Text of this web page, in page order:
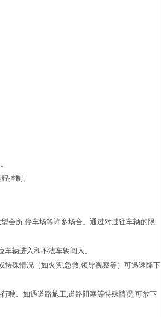
控制。
型会所,停车场等许多场合。通过对过往车辆的限
车辆进入和不法车辆闯入。
特殊情况（如火灾,急救,领导视察等）可迅速降下
驶。如遇道路施工,道路阻塞等特殊情况,可放下